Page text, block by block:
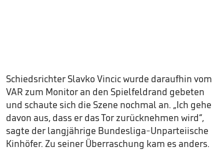
Schiedsrichter Slavko Vincic wurde daraufhin vom
VAR zum Monitor an den Spielfeldrand gebeten
und schaute sich die Szene nochmal an. „Ich gehe
davon aus, dass er das Tor zurücknehmen wird“,
sagte der langjährige Bundesliga-Unparteiische
Kinhöfer. Zu seiner Überraschung kam es anders.